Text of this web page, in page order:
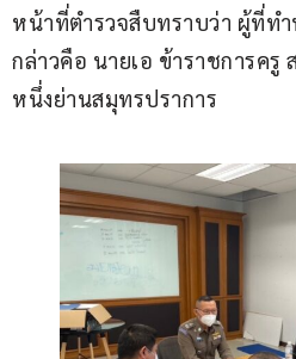
หน้าที่ตำรวจสืบทราบว่า ผู้ที่ท
กล่าวคือ นายเอ ข้าราชการครู
หนึ่งย่านสมุทรปราการ